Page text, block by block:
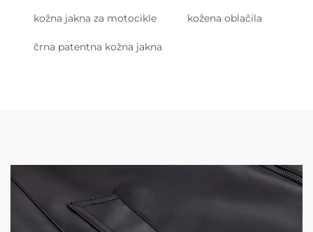
kožna jakna za motocikle kožena oblačila
črna patentna kožna jakna